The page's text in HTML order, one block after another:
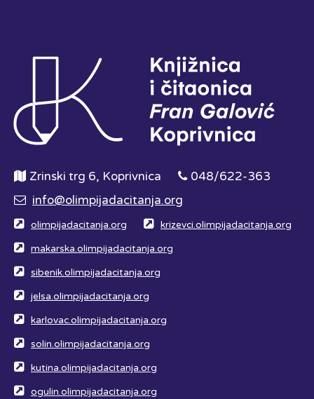
Zrinski trg 6, Koprivnica
048/622-363
info@olimpijadacitanja.org
olimpijadacitanja.org krizevci.olimpijadacitanja.org
makarska.olimpijadacitanja.org
sibenik.olimpijadacitanja.org
jelsa.olimpijadacitanja.org
karlovac.olimpijadacitanja.org
solin.olimpijadacitanja.org
kutina.olimpijadacitanja.org
ogulin.olimpijadacitanja.org